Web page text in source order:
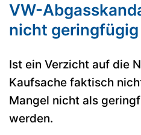
VW-
nicht geringfügig
Ist ein Verzicht auf die
Kaufsache faktisch
Mangel nicht als
werden.